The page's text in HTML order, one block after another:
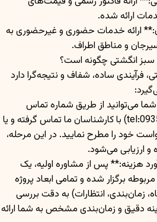
ارائه شده.
ارائه خدمات حضوری و غیرحضوری به
و مناطق اطراف.
انگشتی چگونه است؟
فرآیندی ساده، شفاف و نتیجه‌گرا دارد
می‌توانید از طریق شماره تماس
[09351591395](tel:09351591395) با کارشناسان ما تماس گرفته و یا
خود را مطرح نمایید. در این مرحله،
و ارزیابی می‌شود.
هزینه:** پس از مشاوره اولیه، یک
برگزار شده و تمامی ابعاد پروژه
زمان‌بندی، انتظارات) به دقت بررسی
دقیق و زمان‌بندی مشخص به شما ارائه